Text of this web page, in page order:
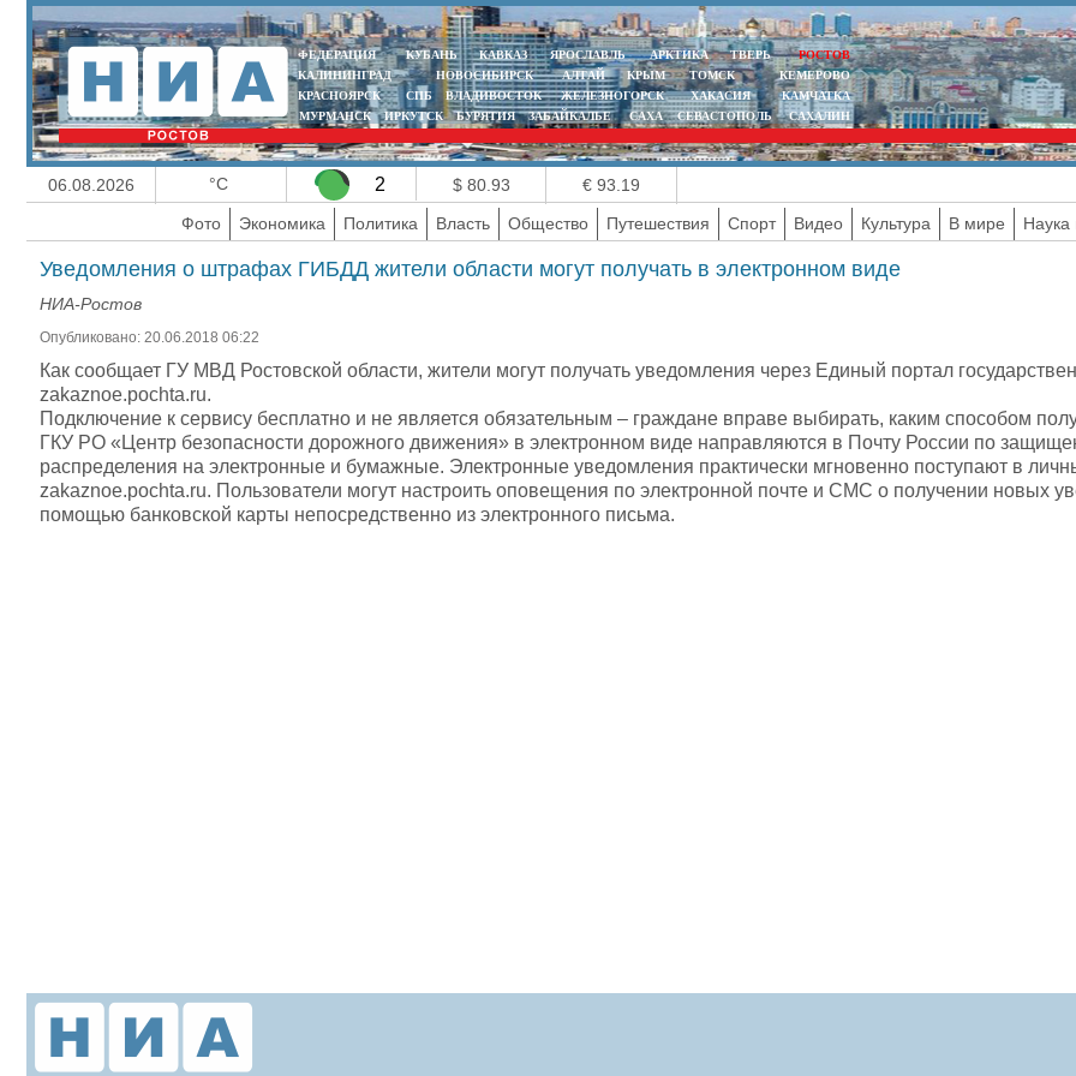
ФЕДЕРАЦИЯ КУБАНЬ КАВКАЗ ЯРОСЛАВЛЬ АРКТИКА ТВЕРЬ
РОСТОВ
КАЛИНИНГРАД
НОВОСИБИРСК АЛТАЙ КРЫМ ТОМСК
КЕМЕРОВО
КРАСНОЯРСК
СПБ ВЛАДИВОСТОК ЖЕЛЕЗНОГОРСК ХАКАСИЯ
КАМЧАТКА
МУРМАНСК
ИРКУТСК БУРЯТИЯ ЗАБАЙКАЛЬЕ САХА СЕВАСТОПОЛЬ САХАЛИН
06.08.2026 °C 2 $ 80.93
€ 93.19
Фото
Экономика Политика Власть Общество Путешествия Спорт Видео Культура В мире Наука
Уведомления о штрафах ГИБДД жители области могут получать в электронном виде
НИА-Ростов
Опубликовано: 20.06.2018 06:22
Как сообщает ГУ МВД Ростовской области, жители могут получать уведомления через Единый портал
zakaznoe.pochta.ru.
Подключение к сервису бесплатно и не является обязательным – граждане вправе выбирать, каким способом
ГКУ РО «Центр безопасности дорожного движения» в электронном виде направляются в Почту России по
распределения на электронные и бумажные. Электронные уведомления практически мгновенно поступают в
zakaznoe.pochta.ru. Пользователи могут настроить оповещения по электронной почте и СМС о получении новых
помощью банковской карты непосредственно из электронного письма.